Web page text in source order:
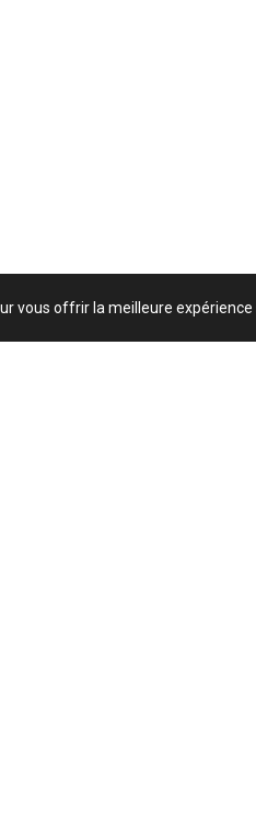
vous offrir la meilleure expérience